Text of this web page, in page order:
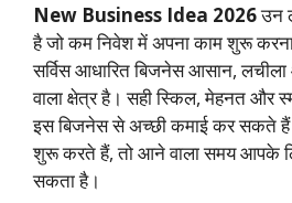
New Business Idea 2026उन
है जो कम निवेश में अपना काम शुरू
सर्विस आधारित बिजनेस आसान,
वाला क्षेत्र है। सही स्किल, मेहनत और
इस बिजनेस से अच्छी कमाई कर सकते
शुरू करते हैं, तो आने वाला समय आपके
सकता है।